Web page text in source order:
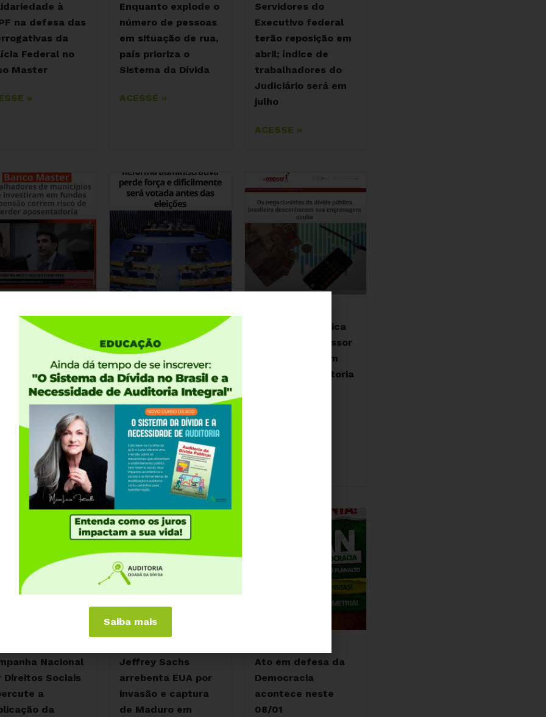
à
na defesa das
da
Federal no
Master
»
Enquanto explode o
número de pessoas
em situação de rua,
país prioriza o
Sistema da Dívida
ACESSE »
Servidores do
Executivo federal
terão reposição em
abril; índice de
trabalhadores do
Judiciário será em
julho
ACESSE »
Master:
de
que
em
de pensão
risco de
Administrativa
perde força e
dificilmente será
votada antes das
eleições
ACESSE »
Condsef republica
artigo do professor
Miguel Bruno em
defesa da auditoria
Nacional
Direitos Sociais
a
da
Jeffrey Sachs
arrebenta EUA por
invasão e captura
de Maduro em
Ato em defesa da
Democracia
acontece neste
08/01
Saiba mais